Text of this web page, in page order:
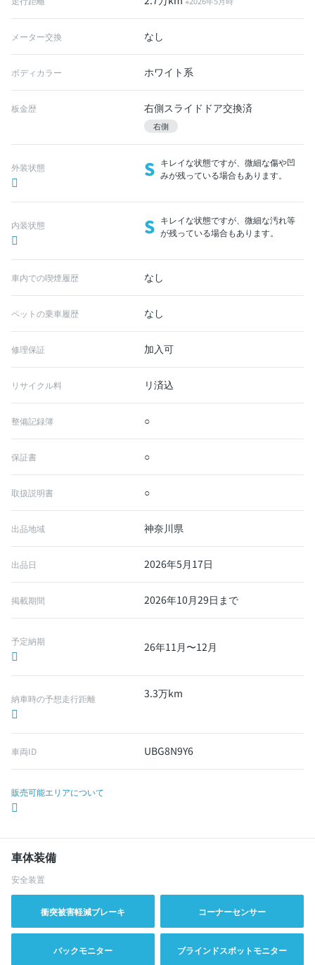
メーター交換 なし
ボディカラー ホワイト系
板金歴 右側スライドドア交換済
右側
外装状態 S キレイな状態ですが、微細な傷や凹
みが残っている場合もあります。
内装状態 S キレイな状態ですが、微細な汚れ等
が残っている場合もあります。
車内での喫煙履歴 なし
ペットの乗車履歴 なし
修理保証 加入可
リサイクル料 リ済込
整備記録簿 ○
保証書 ○
取扱説明書 ○
出品地域 神奈川県
出品日 2026年5月17日
掲載期間 2026年10月29日まで
予定納期 26年11月〜12月
納車時の予想走行距離 3.3万km
車両ID UBG8N9Y6
販売可能エリアについて
車体装備
安全装置
衝突被害軽減ブレーキ コーナーセンサー
バックモニター ブラインドスポットモニター